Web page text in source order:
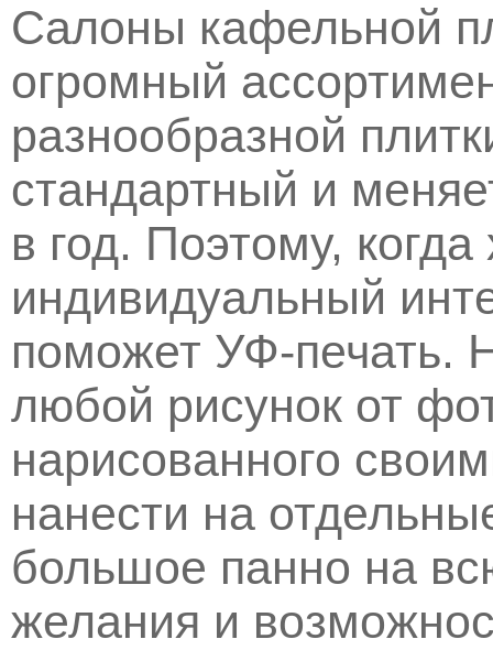
Салоны кафельной
огромный
разнообразной
стандартный и
в год. Поэтому,
индивидуальный
поможет УФ-печать.
любой рисунок от
нарисованного
нанести на
большое панно на
желания и